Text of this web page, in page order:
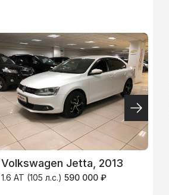
Volkswagen Jetta, 2013
1.6 AT (105 л.с.) 590 000 ₽
%